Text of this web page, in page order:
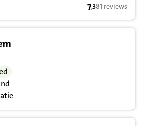
7,3 op basis
7,381 reviews